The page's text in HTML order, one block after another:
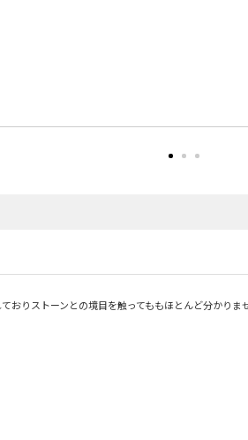
りストーンとの境目を触ってももほとんど分かりま